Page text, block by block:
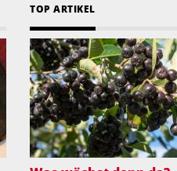
TOP ARTIKEL